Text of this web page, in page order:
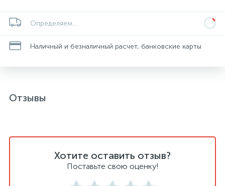
Определяем...
Наличный и безналичный расчет, банковские карты
Отзывы
Хотите оставить отзыв?
Поставьте свою оценку!